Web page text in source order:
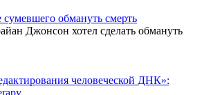
сумевшего обмануть смерть
Джонсон хотел сделать обмануть
человеческой ДНК»: